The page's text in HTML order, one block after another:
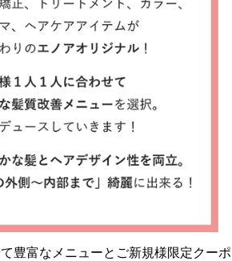
豊富なメニューとご新規様限定クーポ